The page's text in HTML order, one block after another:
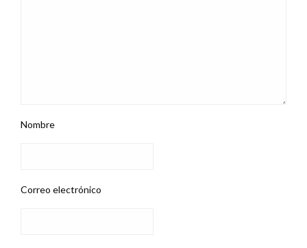
Nombre
Correo electrónico